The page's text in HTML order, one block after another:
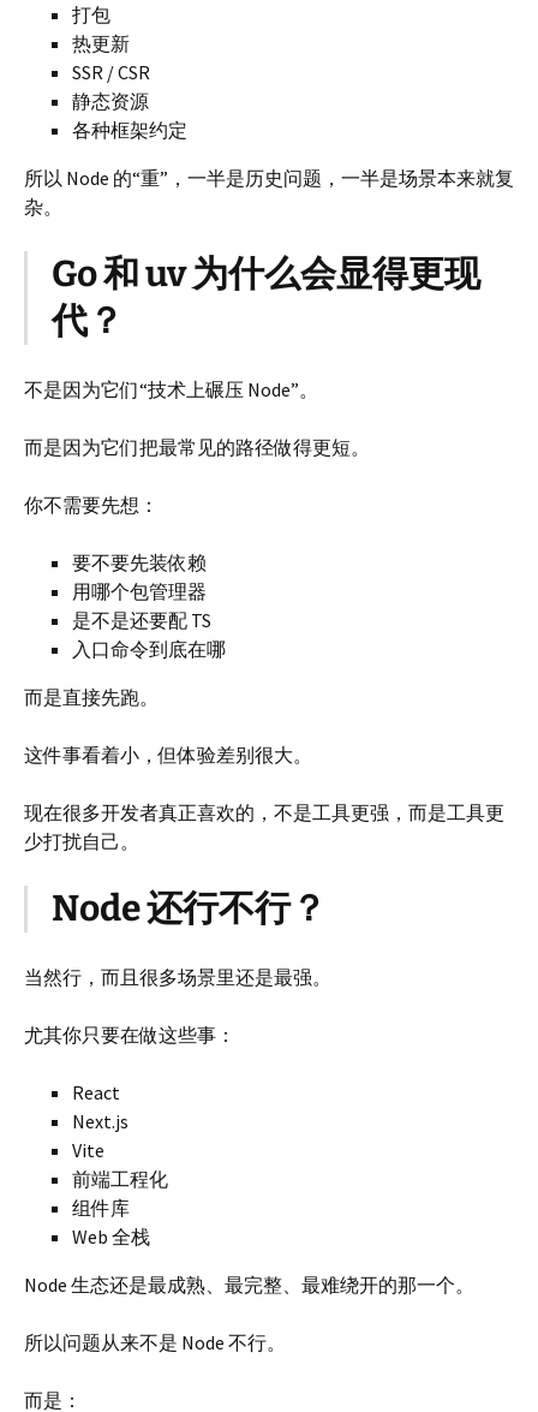
打包
热更新
SSR / CSR
静态资源
各种框架约定
所以 Node 的“重”，一半是历史问题，一半是场景本来就复
杂。
Go 和 uv 为什么会显得更现
代？
不是因为它们“技术上碾压 Node”。
而是因为它们把最常见的路径做得更短。
你不需要先想：
要不要先装依赖
用哪个包管理器
是不是还要配 TS
入口命令到底在哪
而是直接先跑。
这件事看着小，但体验差别很大。
现在很多开发者真正喜欢的，不是工具更强，而是工具更
少打扰自己。
Node 还行不行？
当然行，而且很多场景里还是最强。
尤其你只要在做这些事：
React
Next.js
Vite
前端工程化
组件库
Web 全栈
Node 生态还是最成熟、最完整、最难绕开的那一个。
所以问题从来不是 Node 不行。
而是：